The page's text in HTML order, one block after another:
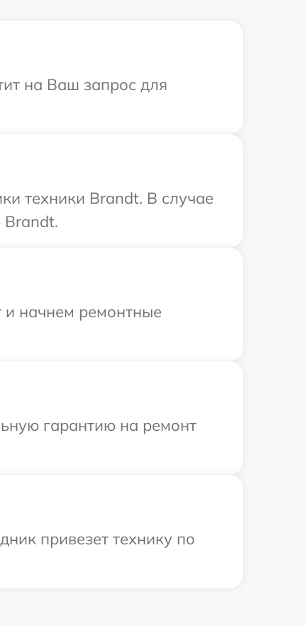
на Ваш запрос для
техники Brandt. В случае
Brandt.
и начнем ремонтные
гарантию на ремонт
привезет технику по